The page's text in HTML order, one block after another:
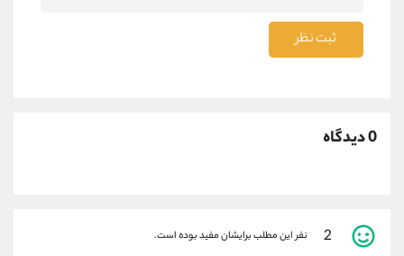
ثبت نظر
0 دیدگاه
2 نفر این مطلب برایشان مفید بوده است.